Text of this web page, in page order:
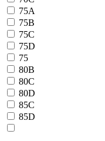
75A
75B
75C
75D
75
80B
80C
80D
85C
85D